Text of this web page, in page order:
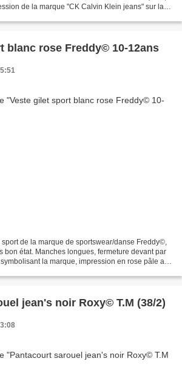
de la marque "CK Calvin Klein jeans" sur la
blanc rose Freddy© 10-12ans
sport de la marque de sportswear/danse Freddy©,
bon état. Manches longues, fermeture devant par
la marque, impression en rose pâle au
jean's noir Roxy© T.M (38/2)